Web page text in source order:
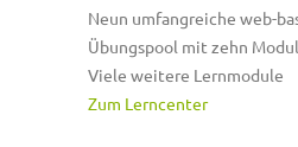
Neun umfangreiche web-
Übungspool mit zehn
Viele weitere Lernmodule
Zum Lerncenter